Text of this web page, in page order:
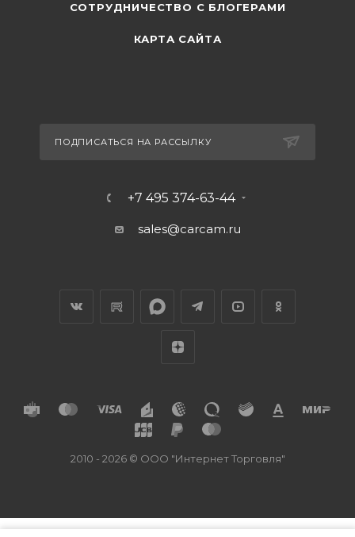
СОТРУДНИЧЕСТВО С БЛОГЕРАМИ
КАРТА САЙТА
ПОДПИСАТЬСЯ НА РАССЫЛКУ
+7 495 374-63-44
sales@carcam.ru
2010 - 2026 © ООО "Интернет Торговля"